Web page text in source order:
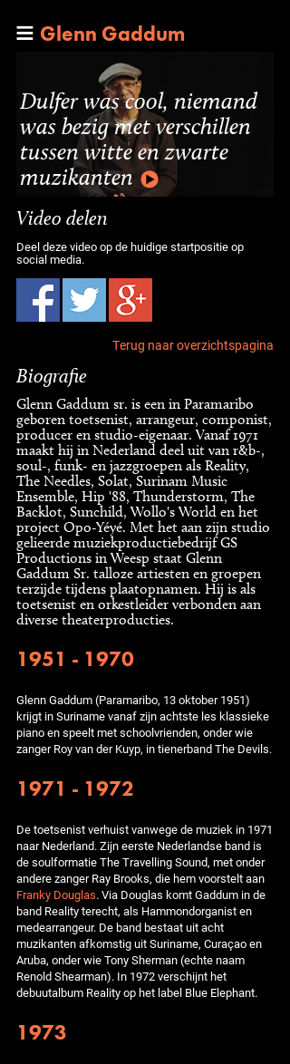
Glenn Gaddum
Dulfer was cool, niemand
was bezig met verschillen
tussen witte en zwarte
muzikanten
Video delen
Deel deze video op de huidige startpositie op
social media.
Terug naar overzichtspagina
Biografie
Glenn Gaddum sr. is een in Paramaribo
geboren toetsenist, arrangeur, componist,
producer en studio-eigenaar. Vanaf 1971
maakt hij in Nederland deel uit van r&b-,
soul-, funk- en jazzgroepen als Reality,
The Needles, Solat, Surinam Music
Ensemble, Hip '88, Thunderstorm, The
Backlot, Sunchild, Wollo's World en het
project Opo-Yéyé. Met het aan zijn studio
gelieerde muziekproductiebedrijf GS
Productions in Weesp staat Glenn
Gaddum Sr. talloze artiesten en groepen
terzijde tijdens plaatopnamen. Hij is als
toetsenist en orkestleider verbonden aan
diverse theaterproducties.
1951 - 1970
Glenn Gaddum (Paramaribo, 13 oktober 1951)
krijgt in Suriname vanaf zijn achtste les klassieke
piano en speelt met schoolvrienden, onder wie
zanger Roy van der Kuyp, in tienerband The Devils.
1971 - 1972
De toetsenist verhuist vanwege de muziek in 1971
naar Nederland. Zijn eerste Nederlandse band is
de soulformatie The Travelling Sound, met onder
andere zanger Ray Brooks, die hem voorstelt aan
Franky Douglas. Via Douglas komt Gaddum in de
band Reality terecht, als Hammondorganist en
medearrangeur. De band bestaat uit acht
muzikanten afkomstig uit Suriname, Curaçao en
Aruba, onder wie Tony Sherman (echte naam
Renold Shearman). In 1972 verschijnt het
debuutalbum Reality op het label Blue Elephant.
1973